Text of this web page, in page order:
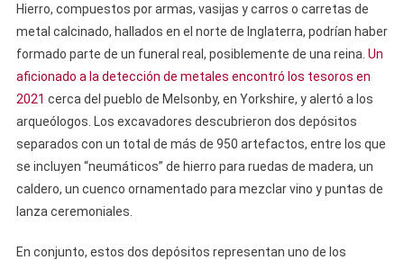
Hierro, compuestos por armas, vasijas y carros o carretas de
metal calcinado, hallados en el norte de Inglaterra, podrían haber
formado parte de un funeral real, posiblemente de una reina. Un
aficionado a la detección de metales encontró los tesoros en
2021 cerca del pueblo de Melsonby, en Yorkshire, y alertó a los
arqueólogos. Los excavadores descubrieron dos depósitos
separados con un total de más de 950 artefactos, entre los que
se incluyen “neumáticos” de hierro para ruedas de madera, un
caldero, un cuenco ornamentado para mezclar vino y puntas de
lanza ceremoniales.
En conjunto, estos dos depósitos representan uno de los